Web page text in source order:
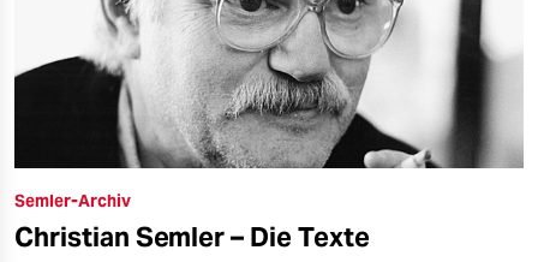
Semler-Archiv
Christian Semler – Die Texte